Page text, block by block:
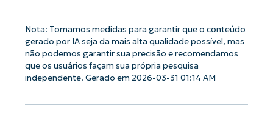
Nota: Tomamos medidas para garantir que o conteúdo
gerado por IA seja da mais alta qualidade possível, mas
não podemos garantir sua precisão e recomendamos
que os usuários façam sua própria pesquisa
independente. Gerado em 2026-03-31 01:14 AM
Comece a usar as análises de KB
orientadas por IA do NinjaOne!
and